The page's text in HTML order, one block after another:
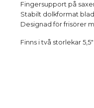
Fingersupport på
Stabilt dolkformat
Designad för frisörer
Finns i två storlekar